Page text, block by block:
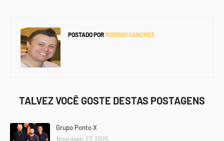
POSTADO PORRODRIGO SANCHES
TALVEZ VOCÊ GOSTE DESTAS POSTAGENS
Grupo Ponto X
Novravelr 27, 2025